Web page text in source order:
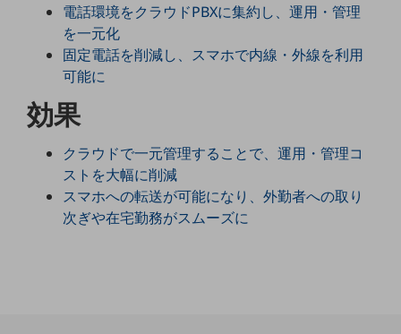
災害対策・BCP
課題・ニーズで探す
課題・ニーズで探すTOP
コミュニケーション・情報共有
マーケティング
業務効率化
職場環境整備
電話環境をクラウドPBXに集約し、運用・管理
を一元化
固定電話を削減し、スマホで内線・外線を利用
可能に
効果
クラウドで一元管理することで、運用・管理コ
ストを大幅に削減
スマホへの転送が可能になり、外勤者への取り
次ぎや在宅勤務がスムーズに